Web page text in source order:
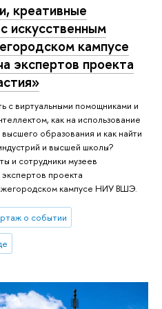
креативные
искусственным
кампусе
экспертов проекта
с виртуальными помощниками и
как на использование
образования и как найти
и высшей школы?
и сотрудники музеев
проекта
кампусе НИУ ВШЭ.
о событии